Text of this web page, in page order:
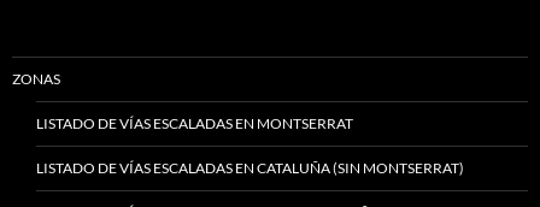
ZONAS
LISTADO DE VÍAS ESCALADAS EN MONTSERRAT
LISTADO DE VÍAS ESCALADAS EN CATALUÑA (SIN MONTSERRAT)